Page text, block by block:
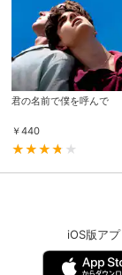
君の名前で僕を呼んで
￥440
iOS版アプ